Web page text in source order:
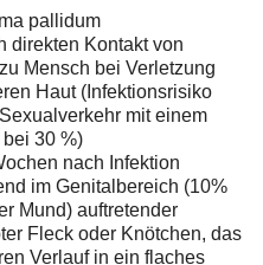
pallidum
direkten Kontakt von
Mensch bei Verletzung
Haut (Infektionsrisiko
mit einem
30 %)
nach Infektion
im Genitalbereich (10%
Mund) auftretender
Fleck oder Knötchen, das
Verlauf in ein flaches